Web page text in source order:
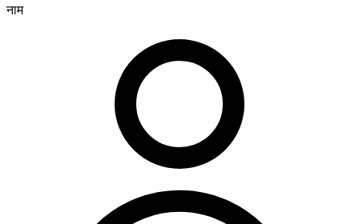
नाम